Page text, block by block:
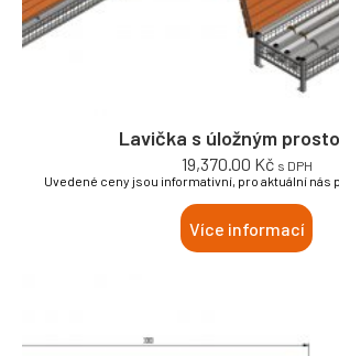
Lavička s úložným
19,370.00 Kč s DPH
Uvedené ceny jsou informativní, pro aktuální nás
Více informací